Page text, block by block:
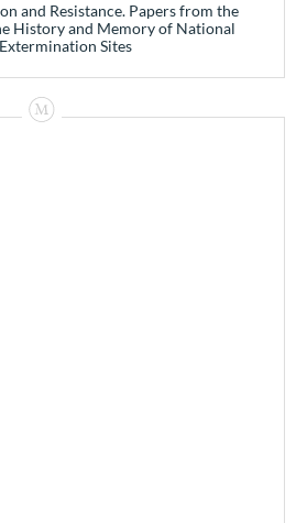
and Resistance. Papers from the
History and Memory of National
Sites